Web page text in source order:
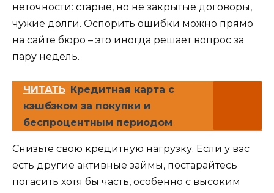
неточности: старые, но не закрытые договоры,
чужие долги. Оспорить ошибки можно прямо
на сайте бюро – это иногда решает вопрос за
пару недель.
ЧИТАТЬ Кредитная карта с
кэшбэком за покупки и
беспроцентным периодом
Снизьте свою кредитную нагрузку. Если у вас
есть другие активные займы, постарайтесь
погасить хотя бы часть, особенно с высоким